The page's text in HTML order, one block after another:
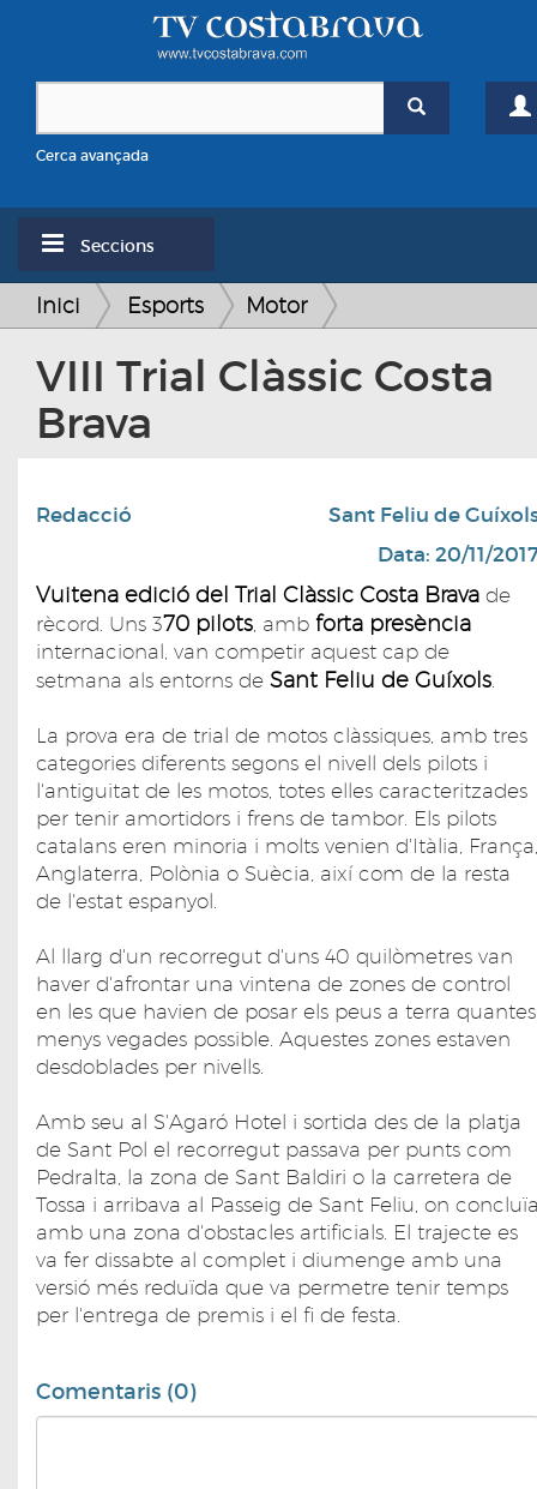
Cerca avançada
Seccions
Inici Esports Motor
VIII Trial Clàssic Costa
Brava
Redacció
Sant Feliu de
Data: 20/11/
Vuitena edició del Trial Clàssic Costa Brava de
rècord. Uns 370 pilots, amb forta presència
internacional, van competir aquest cap de
setmana als entorns de Sant Feliu de Guíxols.
La prova era de trial de motos clàssiques, amb tres
categories diferents segons el nivell dels pilots i
l'antiguitat de les motos, totes elles caracteritzades
per tenir amortidors i frens de tambor. Els pilots
catalans eren minoria i molts venien d'Itàlia, França,
Anglaterra, Polònia o Suècia, així com de la resta
de l'estat espanyol.
Al llarg d'un recorregut d'uns 40 quilòmetres van
haver d'afrontar una vintena de zones de control
en les que havien de posar els peus a terra quantes
menys vegades possible. Aquestes zones estaven
desdoblades per nivells.
Amb seu al S'Agaró Hotel i sortida des de la platja
de Sant Pol el recorregut passava per punts com
Pedralta, la zona de Sant Baldiri o la carretera de
Tossa i arribava al Passeig de Sant Feliu, on
amb una zona d'obstacles artificials. El trajecte es
va fer dissabte al complet i diumenge amb una
versió més reduïda que va permetre tenir temps
per l'entrega de premis i el fi de festa.
Comentaris (0)